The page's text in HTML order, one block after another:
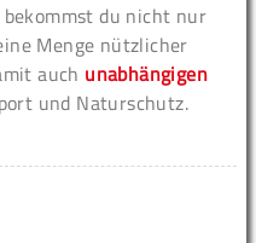
du nicht nur
Menge nützlicher
auch unabhängigen
und Naturschutz.